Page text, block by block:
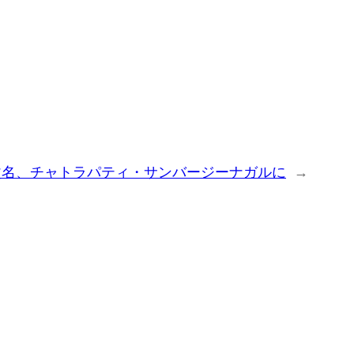
、チャトラパティ・サンバージーナガルに →